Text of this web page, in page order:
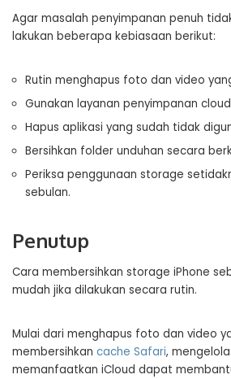
Agar masalah penyimpanan penuh
lakukan beberapa kebiasaan berikut:
Rutin menghapus foto dan video
Gunakan layanan penyimpanan
Hapus aplikasi yang sudah tidak
Bersihkan folder unduhan secara
Periksa penggunaan storage
sebulan.
Penutup
Cara membersihkan storage iPhone
mudah jika dilakukan secara rutin.
Mulai dari menghapus foto dan video
membersihkan cache Safari,
memanfaatkan iCloud dapat